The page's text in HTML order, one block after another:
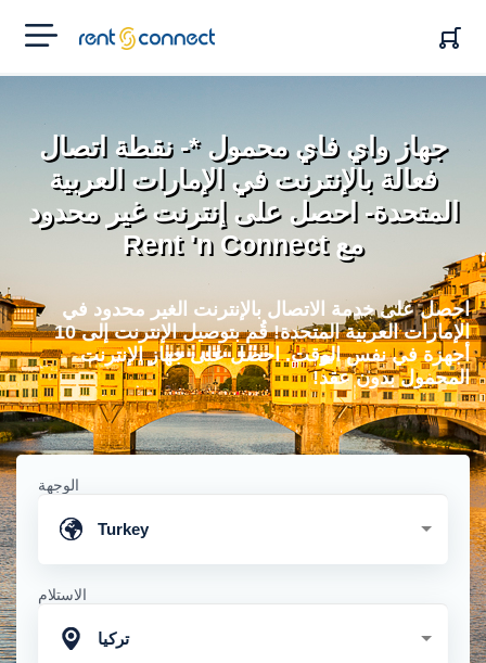
RENT'N
CONNECT
جهاز واي فاي محمول *- نقطة اتصال
فعالة بالإنترنت في الإمارات العربية
المتحدة- احصل على إنترنت غير محدود
مع Rent 'n Connect
احصل على خدمة الاتصال بالإنترنت الغير محدود في
الإمارات العربية المتحدة! قُم بتوصيل الإنترنت إلى 10
أجهزة في نفس الوقت. احصل على جهاز الإنترنت
المحمول بدون عقد!
الوجهة
Turkey
الاستلام
تركيا